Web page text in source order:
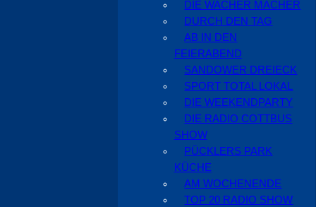
DIE WACHER MACHER
DURCH DEN TAG
AB IN DEN
FEIERABEND
SANDOWER DREIECK
SPORT TOTAL LOKAL
DIE WEEKENDPARTY
DIE RADIO COTTBUS
SHOW
PÜCKLERS PARK
KÜCHE
AM WOCHENENDE
TOP 20 RADIO SHOW